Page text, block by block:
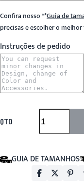
Confira nosso**Guia de
precisas e escolher o
Instruções de pedido
QTD
GUIA DE TAMANHOS